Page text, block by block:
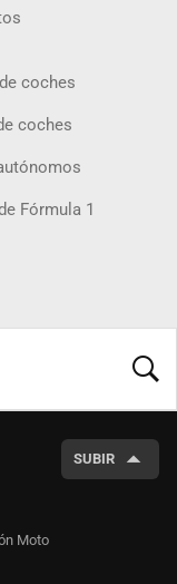
coches
coches
Fórmula 1
SUBIR
Moto